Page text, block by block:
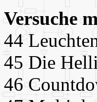
Versuche
44
45 Die
46